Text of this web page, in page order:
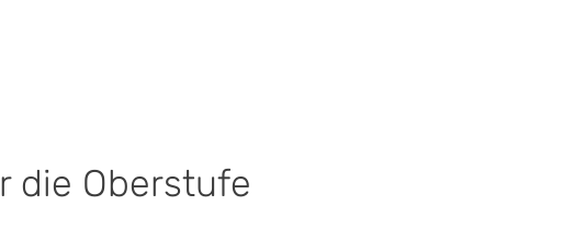
die Oberstufe